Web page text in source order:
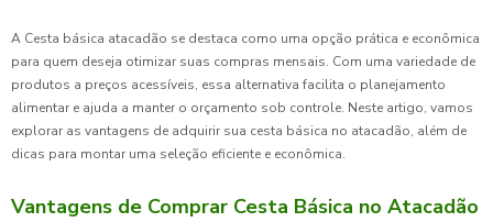
A Cesta básica atacadão se destaca como uma opção prática e econômica
para quem deseja otimizar suas compras mensais. Com uma variedade de
produtos a preços acessíveis, essa alternativa facilita o planejamento
alimentar e ajuda a manter o orçamento sob controle. Neste artigo, vamos
explorar as vantagens de adquirir sua cesta básica no atacadão, além de
dicas para montar uma seleção eficiente e econômica.
Vantagens de Comprar Cesta Básica no Atacadão